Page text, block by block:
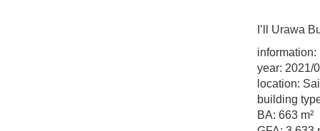
I’ll Urawa
information:
year: 2021/
location:
building
BA: 663 m²